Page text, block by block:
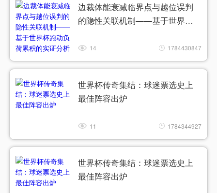
边裁体能衰减临界点与越位误判
的隐性关联机制——基于世界杯
14 1784430847
世界杯传奇集结：球迷票选史上
最佳阵容出炉
11 1784344927
世界杯传奇集结：球迷票选史上
最佳阵容出炉